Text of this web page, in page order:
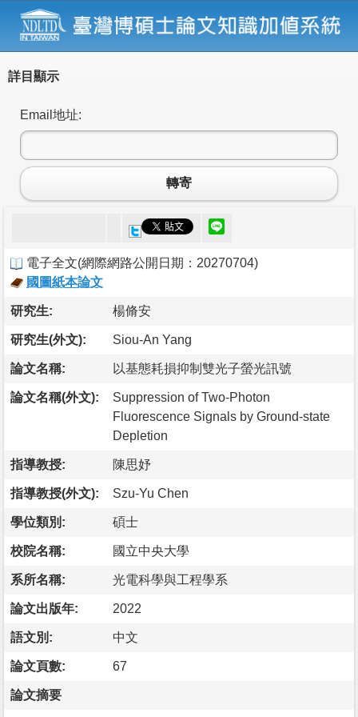
詳目顯示
Email地址:
轉寄
電子全文(網際網路公開日期：20270704)
國圖紙本論文
研究生: 楊脩安
研究生(外文): Siou-An Yang
論文名稱: 以基態耗損抑制雙光子螢光訊號
論文名稱(外文):
Suppression of Two-Photon
Fluorescence Signals by Ground-state
Depletion
指導教授: 陳思妤
指導教授(外文): Szu-Yu Chen
學位類別: 碩士
校院名稱: 國立中央大學
系所名稱: 光電科學與工程學系
論文出版年: 2022
語文別: 中文
論文頁數: 67
論文摘要